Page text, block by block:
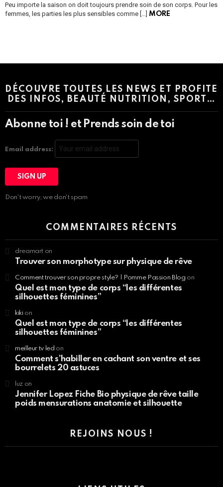
Peu importe la saison on doit toujours prendre soin de son corps. Pour les
femmes, les parties les plus sensibles comme […]
MORE
DÉCOUVRE TOUTES LES NEWS ET PROFITE
DES INFOS, BEAUTÉ NUTRITION, SPORT…
Abonne toi ! et Prends soin de toi
Email address:
Don't worry, we don't spam
COMMENTAIRES RÉCENTS
dreamart on
Trouver son morphotype sur physique de rêve
Comment trouver son propre style? | Pomme Passion Blog on
Quel est mon type de corps “les différentes
silhouettes féminines”
kikion
Quel est mon type de corps “les différentes
silhouettes féminines”
meilleur tv led on
Comment s’habiller en cachant son ventre et ses
bourrelets 20 astuces
luzon
Jennifer Lopez Fiche Bio physique de rêve taille
poids mensurations anatomie et silhouette
REJOINS NOUS !